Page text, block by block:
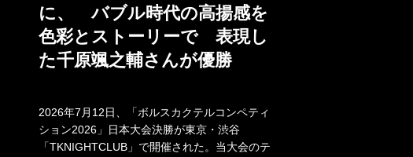
に、 バブル時代の高揚感を
色彩とストーリーで 表現し
た千原颯之輔さんが優勝
2026年7月12日、「ボルスカクテルコンペティ
ション2026」日本大会決勝が東京・渋谷
「TKNIGHTCLUB」で開催された。当大会のテ